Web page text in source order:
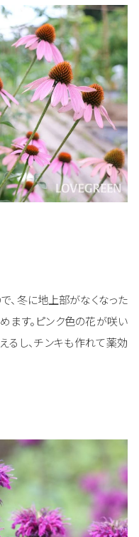
、冬に地上部がなくなった
ます。ピンク色の花が咲い
るし、チンキも作れて薬効